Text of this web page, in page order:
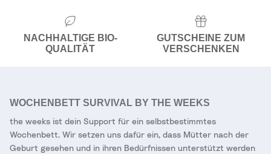
NACHHALTIGE BIO-
QUALITÄT
GUTSCHEINE ZUM
VERSCHENKEN
WOCHENBETT SURVIVAL BY THE WEEKS
the weeks ist dein Support für ein selbstbestimmtes
Wochenbett. Wir setzen uns dafür ein, dass Mütter nach der
Geburt gesehen und in ihren Bedürfnissen unterstützt werden